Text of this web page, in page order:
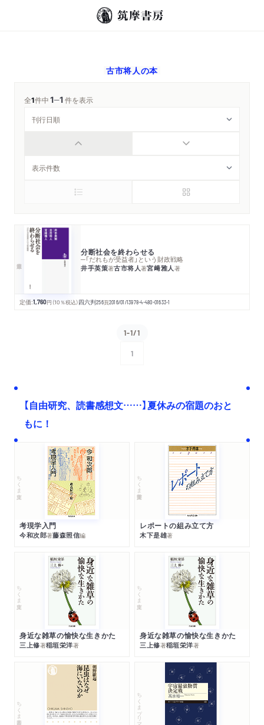
古市将人の本
全1件中1─1件を表示
分断社会を終わらせる
─「だれもが受益者」という財政戦略
井手英策著古市将人著宮﨑雅人著
定価:1,760円 （10％税込）四六判256頁2016/01/13978-4-480-01633-1
1-1/1
1
【自由研究、読書感想文……】夏休みの宿題のおと
もに！
ちくま文庫
考現学入門
今和次郎著藤森照信編
ちくま学芸文庫
レポートの組み立て方
木下是雄著
ちくま文庫
身近な雑草の愉快な生きかた
三上修著稲垣栄洋著
ちくま文庫
身近な雑草の愉快な生きかた
三上修著稲垣栄洋著
ちくま新書 ちくまプリマー新書